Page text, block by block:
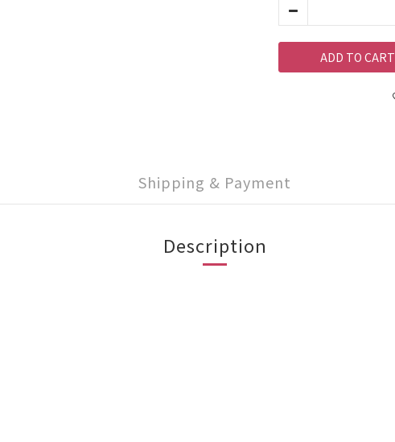
ADD TO CART
Shipping & Payment
Description